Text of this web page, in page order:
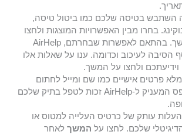
השתבש בטיסה שלכם כמו ביטול טיסה,
בחרו מבין האפשרויות המוצגות ולחצו
על כפתור ההמשך. בהתאם לאפשרות שבחרתם, AirHelp
הסיבה לעיכוב וכדומה. ענו על שאלות אלו
וידיעתכם ולחצו על המשך.
פרטים אישיים כמו שם ומייל לחתום
דיגיטלית על טופס המעניק ל-AirHelp זכות לטפל בתיק שלכם
עותק של כרטיס העלייה למטוס או
שלכם. לחצו על המשך לאחר